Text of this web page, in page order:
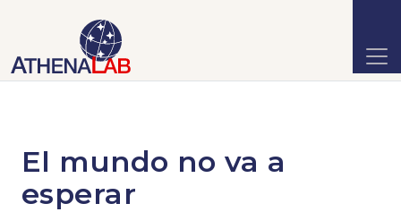
El mundo no va a
esperar